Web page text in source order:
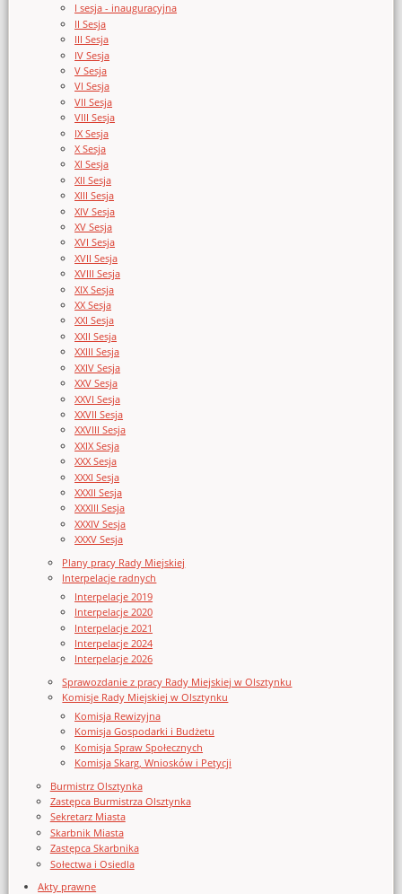
I sesja - inauguracyjna
II Sesja
III Sesja
IV Sesja
V Sesja
VI Sesja
VII Sesja
VIII Sesja
IX Sesja
X Sesja
XI Sesja
XII Sesja
XIII Sesja
XIV Sesja
XV Sesja
XVI Sesja
XVII Sesja
XVIII Sesja
XIX Sesja
XX Sesja
XXI Sesja
XXII Sesja
XXIII Sesja
XXIV Sesja
XXV Sesja
XXVI Sesja
XXVII Sesja
XXVIII Sesja
XXIX Sesja
XXX Sesja
XXXI Sesja
XXXII Sesja
XXXIII Sesja
XXXIV Sesja
XXXV Sesja
Plany pracy Rady Miejskiej
Interpelacje radnych
Interpelacje 2019
Interpelacje 2020
Interpelacje 2021
Interpelacje 2024
Interpelacje 2026
Sprawozdanie z pracy Rady Miejskiej w Olsztynku
Komisje Rady Miejskiej w Olsztynku
Komisja Rewizyjna
Komisja Gospodarki i Budżetu
Komisja Spraw Społecznych
Komisja Skarg, Wniosków i Petycji
Burmistrz Olsztynka
Zastępca Burmistrza Olsztynka
Sekretarz Miasta
Skarbnik Miasta
Zastępca Skarbnika
Sołectwa i Osiedla
Akty prawne